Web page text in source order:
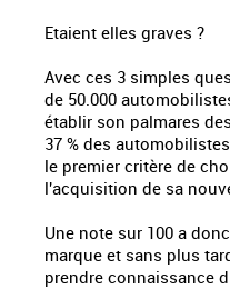
Etaient elles graves ?
Avec ces 3 simples
de 50.000
établir son palmares
37 % des
le premier critère de
l'acquisition de sa
Une note sur 100 a
marque et sans plus
prendre connaissance